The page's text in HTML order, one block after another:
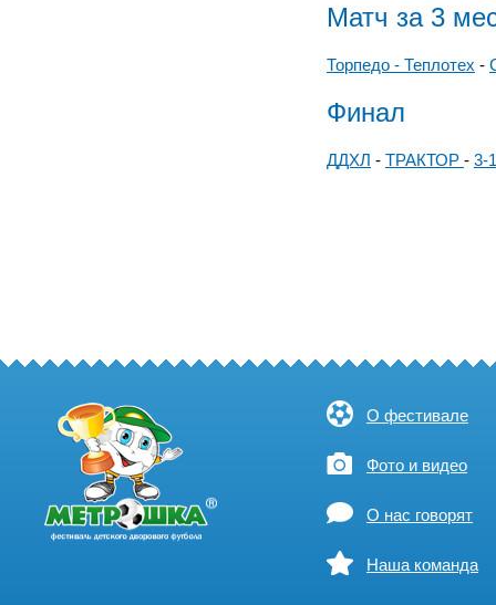
Матч за 3
Торпедо - Теплотех -
Финал
ДДХЛ - ТРАКТОР - 3-1
О фестивале
Фото и видео
О нас говорят
Наша команда